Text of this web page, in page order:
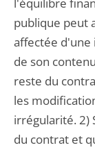
publique peut
affectée d'une
de son
reste du
les
irrégularité. 2)
du contrat et